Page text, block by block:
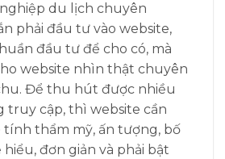
du lịch chuyên
phải đầu tư vào website,
đầu tư để cho có, mà
website nhìn thật chuyên
Để thu hút được nhiều
truy cập, thì website cần
tính thẩm mỹ, ấn tượng, bố
đơn giản và phải bật